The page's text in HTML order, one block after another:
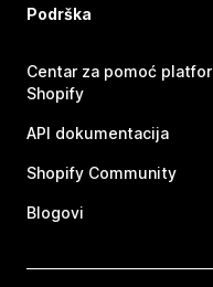
Podrška
Centar za pomoć
Shopify
API dokumentacija
Shopify Community
Blogovi